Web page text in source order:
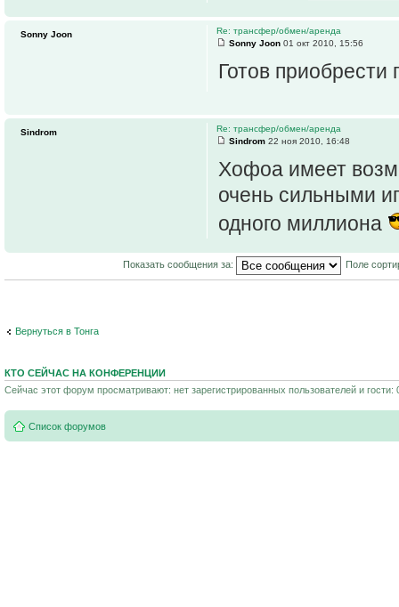
Re: трансфер/обмен/аренда
Sonny Joon 01 окт 2010, 15:56
Готов приобрести
Sonny Joon
Re: трансфер/обмен/аренда
Sindrom 22 ноя 2010, 16:48
Хофоа имеет
очень сильными
одного миллиона
Sindrom
Показать сообщения за: Поле
Вернуться в Тонга
КТО СЕЙЧАС НА КОНФЕРЕНЦИИ
Сейчас этот форум просматривают: нет зарегистрированных пользователей и гости:
Список форумов